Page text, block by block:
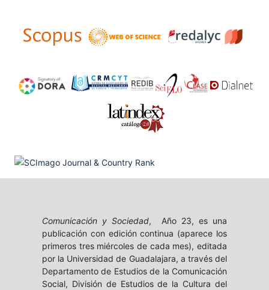
Comunicación y Sociedad, Año 23, es una
publicación con edición continua (aparece los
primeros tres miércoles de cada mes), editada
por la Universidad de Guadalajara, a través del
Departamento de Estudios de la Comunicación
Social, División de Estudios de la Cultura del